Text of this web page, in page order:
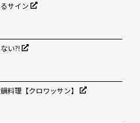
サイン
い?!
料理【クロワッサン】